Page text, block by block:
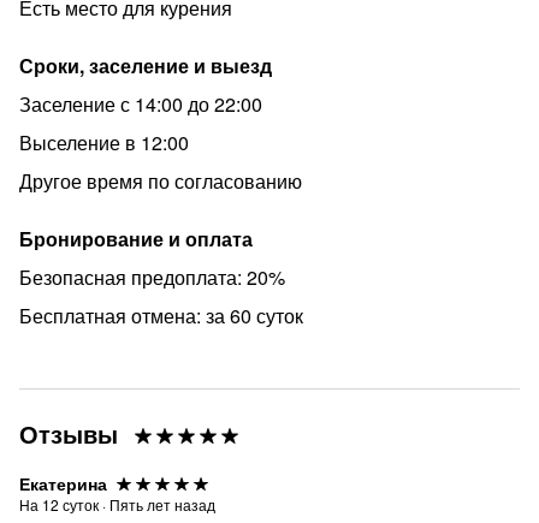
Есть место для курения
Сроки, заселение и выезд
Заселение с 14:00 до 22:00
Выселение в 12:00
Другое время по согласованию
Бронирование и оплата
Безопасная предоплата: 20%
Бесплатная отмена: за 60 суток
Отзывы
Екатерина
На 12 суток · Пять лет назад